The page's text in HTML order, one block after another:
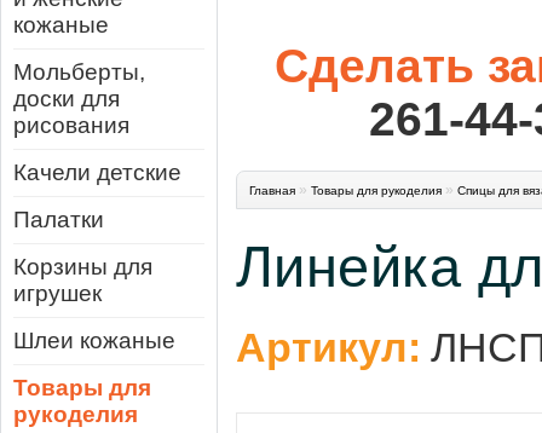
кожаные
Мольберты,
доски для
рисования
Качели детские
Палатки
Корзины для
игрушек
Шлеи кожаные
Товары для
рукоделия
Сделать
261-
Главная » Товары для рукоделия » Спицы для
Линейка
Артикул: